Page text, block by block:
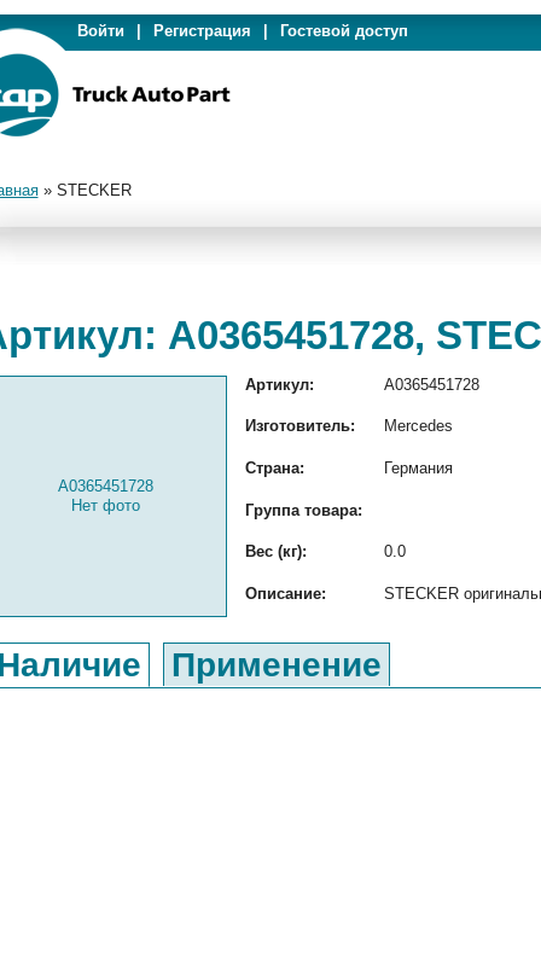
Войти Регистрация Гостевой доступ
» STECKER
A0365451728,
A0365451728
Нет фото
Артикул: A0365451728
Изготовитель: Mercedes
Страна: Германия
Группа товара:
Вес (кг): 0.0
Описание: STECKER
Применение